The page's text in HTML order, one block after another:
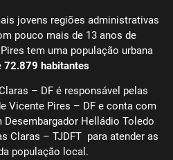
jovens regiões administrativas
pouco mais de 13 anos de
tem uma população urbana
72.879 habitantes
– DF é responsável pelas
Vicente Pires – DF e conta com
Helládio Toledo
Claras – TJDFT para atender as
população local.